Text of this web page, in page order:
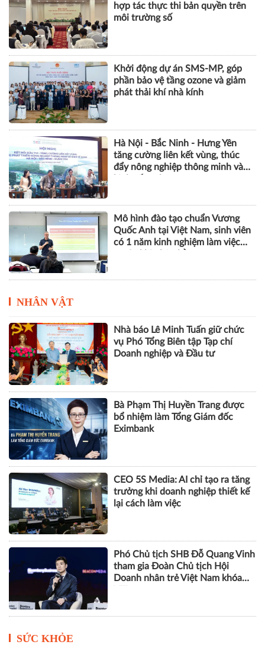
hợp tác thực thi bản quyền trên
môi trường số
Khởi động dự án SMS-MP, góp
phần bảo vệ tầng ozone và giảm
phát thải khí nhà kính
Hà Nội - Bắc Ninh - Hưng Yên
tăng cường liên kết vùng, thúc
đẩy nông nghiệp thông minh và
Mô hình đào tạo chuẩn Vương
Quốc Anh tại Việt Nam, sinh viên
có 1 năm kinh nghiệm làm việc
NHÂN VẬT
Nhà báo Lê Minh Tuấn giữ chức
vụ Phó Tổng Biên tập Tạp chí
Doanh nghiệp và Đầu tư
Bà Phạm Thị Huyền Trang được
bổ nhiệm làm Tổng Giám đốc
Eximbank
CEO 5S Media: AI chỉ tạo ra tăng
trưởng khi doanh nghiệp thiết kế
lại cách làm việc
Phó Chủ tịch SHB Đỗ Quang Vinh
tham gia Đoàn Chủ tịch Hội
Doanh nhân trẻ Việt Nam khóa
SỨC KHỎE